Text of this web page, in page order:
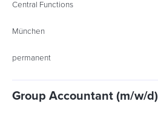
Central Functions
München
permanent
Group Accountant (m/w/d)